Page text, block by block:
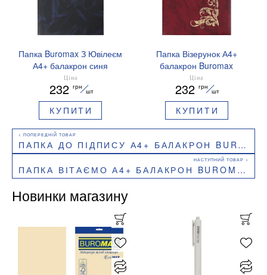
Папка Buromax З Ювілеєм
А4+ балакрон синя
BM.3576-02
Ціна
232 грн
шт
КУПИТИ
Папка Візерунок А4+
балакрон Buromax
BM.3575
Ціна
232 грн
шт
КУПИТИ
ПАПКА ДО ПІДПИСУ А4+ БАЛАКРОН BUROMAX BM.3572
ПАПКА ВІТАЄМО А4+ БАЛАКРОН BUROMAX BM.3574
Новинки магазину